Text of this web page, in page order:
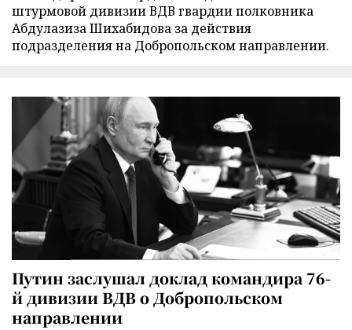
штурмовой дивизии ВДВ гвардии полковника
Абдулазиза Шихабидова за действия
подразделения на Добропольском направлении.
Путин заслушал доклад командира 76-
й дивизии ВДВ о Добропольском
направлении